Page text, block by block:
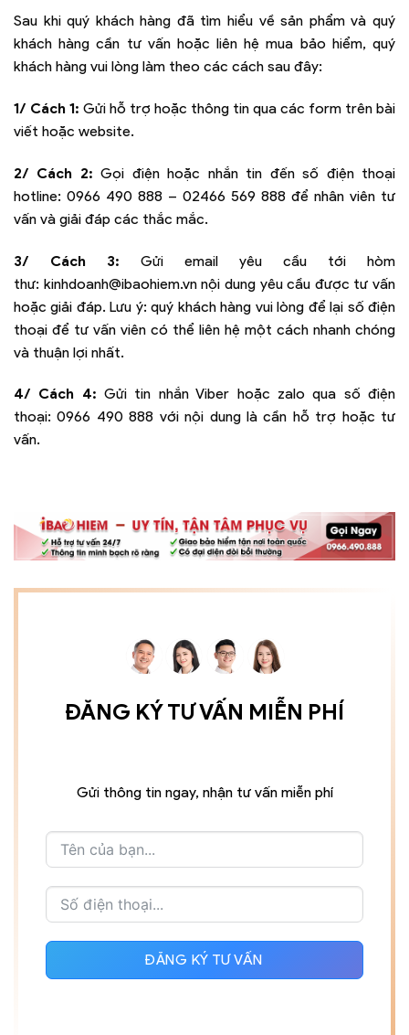
Sau khi quý khách hàng đã tìm hiểu về sản phẩm và quý
khách hàng cần tư vấn hoặc liên hệ mua bảo hiểm, quý
khách hàng vui lòng làm theo các cách sau đây:
1/ Cách 1: Gửi hỗ trợ hoặc thông tin qua các form trên bài
viết hoặc website.
2/ Cách 2: Gọi điện hoặc nhắn tin đến số điện thoại
hotline: 0966 490 888 – 02466 569 888 để nhân viên tư
vấn và giải đáp các thắc mắc.
3/ Cách 3: Gửi email yêu cầu tới hòm
thư: kinhdoanh@ibaohiem.vnnội dung yêu cầu được tư vấn
hoặc giải đáp. Lưu ý: quý khách hàng vui lòng để lại số điện
thoại để tư vấn viên có thể liên hệ một cách nhanh chóng
và thuận lợi nhất.
4/ Cách 4: Gửi tin nhắn Viber hoặc zalo qua số điện
thoại:0966 490 888 với nội dung là cần hỗ trợ hoặc tư
vấn.
ĐĂNG KÝ TƯ VẤN MIỄN PHÍ
Gửi thông tin ngay, nhận tư vấn miễn phí
ĐĂNG KÝ TƯ VẤN